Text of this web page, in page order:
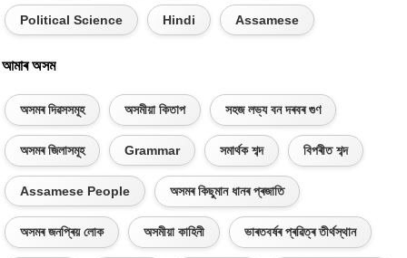
Political Science Hindi Assamese
আমাৰ অসম
অসমৰ দিৱসসমূহ অসমীয়া কিতাপ সহজ লভ্য বন দৰবৰ গুণ
অসমৰ জিলাসমূহ Grammar সমাৰ্থক শব্দ বিপৰীত শব্দ
Assamese People অসমৰ কিছুমান ধানৰ প্ৰজাতি
অসমৰ জনপ্ৰিয় লোক অসমীয়া কাহিনী ভাৰতবৰ্ষৰ প্ৰৱিত্ৰ তীৰ্থস্থান